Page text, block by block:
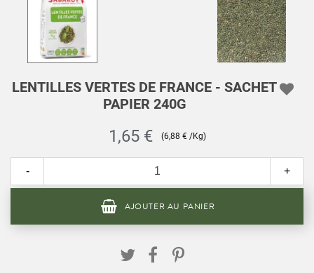
LENTILLES VERTES DE FRANCE - SACHET
PAPIER 240G
1,65 € (6,88 € /Kg)
- +
AJOUTER AU PANIER